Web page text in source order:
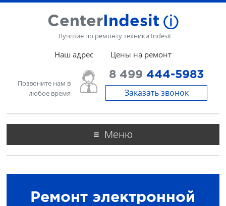
CenterIndesit
Лучшие по ремонту техники Indesit
Наш адрес Цены на ремонт
Позвоните нам в
любое время
8 499444-5983
Заказать звонок
Меню
Ремонт электронной